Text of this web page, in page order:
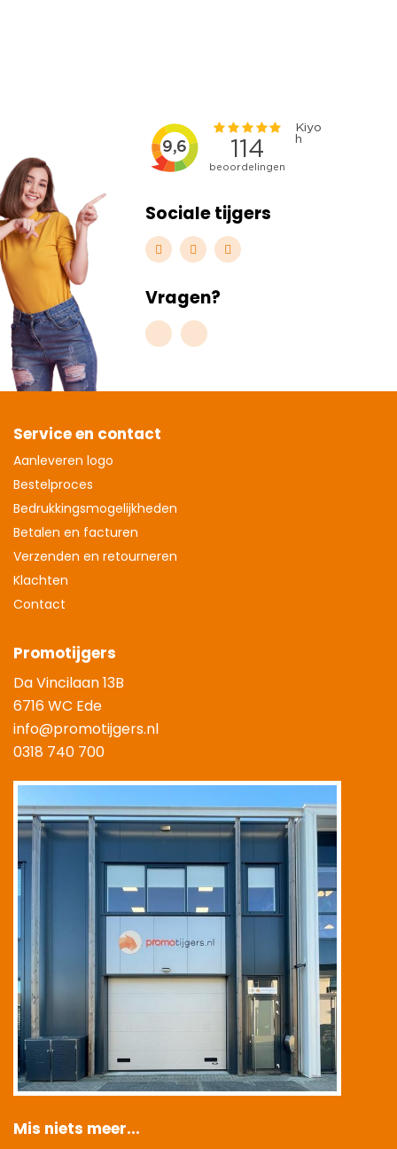
Sociale tijgers
Vragen?
Service en contact
Aanleveren logo
Bestelproces
Bedrukkingsmogelijkheden
Betalen en facturen
Verzenden en retourneren
Klachten
Contact
Promotijgers
Da Vincilaan 13B
6716 WC Ede
info@promotijgers.nl
0318 740 700
Mis niets meer...